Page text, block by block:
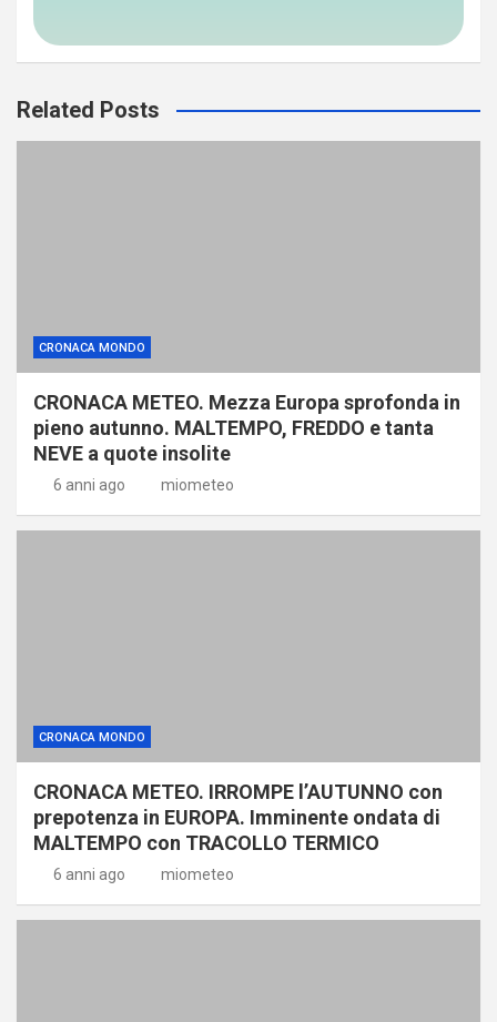
Related Posts
CRONACA MONDO
CRONACA METEO. Mezza Europa sprofonda in
pieno autunno. MALTEMPO, FREDDO e tanta
NEVE a quote insolite
6 anni ago miometeo
CRONACA MONDO
CRONACA METEO. IRROMPE l’AUTUNNO con
prepotenza in EUROPA. Imminente ondata di
MALTEMPO con TRACOLLO TERMICO
6 anni ago miometeo